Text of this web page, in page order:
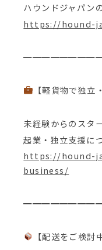
ハウンドジャパン
https://hound-
【軽貨物で独立
未経験からのスタ
起業・独立支援に
https://hound-
business/
【配送をご検討